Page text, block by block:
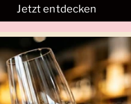
Jetzt entdecken